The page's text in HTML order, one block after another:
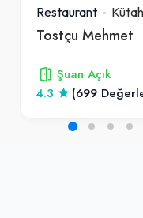
Restaurant
Tostçu Mehmet
Şuan Açık
4.3
(699